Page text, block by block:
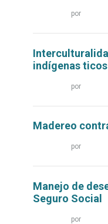
por
indígenas ticos
por
Madereo
por
Manejo de
Seguro Social
por